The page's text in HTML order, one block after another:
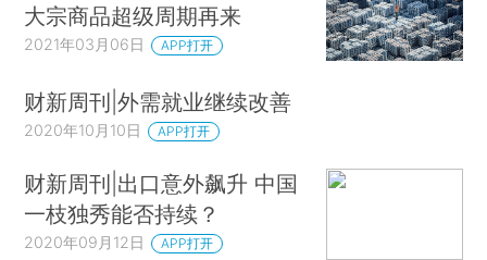
大宗商品超级周期再来
2021年03月06日 APP打开
财新周刊|外需就业继续改善
2020年10月10日 APP打开
财新周刊|出口意外飙升 中国
一枝独秀能否持续？
2020年09月12日 APP打开